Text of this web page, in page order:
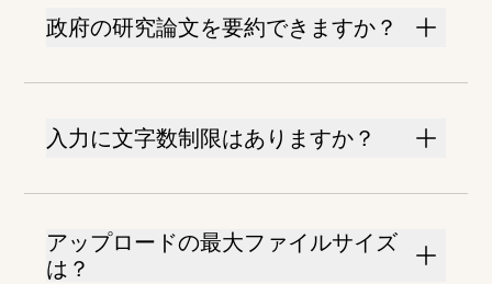
政府の研究論文を要約できますか？
入力に文字数制限はありますか？
アップロードの最大ファイルサイズ
は？